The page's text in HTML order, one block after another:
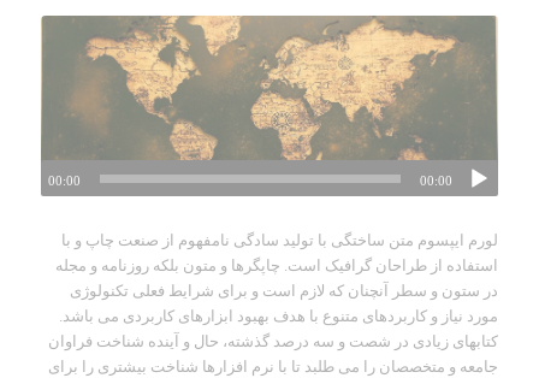
00:00
00:00
لورم ایپسوم متن ساختگی با تولید سادگی نامفهوم از صنعت چاپ و با
استفاده از طراحان گرافیک است. چاپگرها و متون بلکه روزنامه و مجله
در ستون و سطر آنچنان که لازم است و برای شرایط فعلی تکنولوژی
مورد نیاز و کاربردهای متنوع با هدف بهبود ابزارهای کاربردی می باشد.
کتابهای زیادی در شصت و سه درصد گذشته، حال و آینده شناخت فراوان
جامعه و متخصصان را می طلبد تا با نرم افزارها شناخت بیشتری را برای